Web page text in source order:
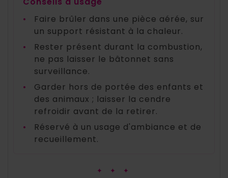
•
Faire brûler dans une pièce aérée, sur
un support résistant à la chaleur.
•
Rester présent durant la combustion,
ne pas laisser le bâtonnet sans
surveillance.
•
Garder hors de portée des enfants et
des animaux ; laisser la cendre
refroidir avant de la retirer.
•
Réservé à un usage d'ambiance et de
recueillement.
✦ ✦ ✦